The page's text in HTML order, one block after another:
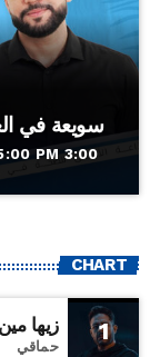
سويعة في
3:00 PM - 5:00 PM
CHART
1 زيها مين
حماقي